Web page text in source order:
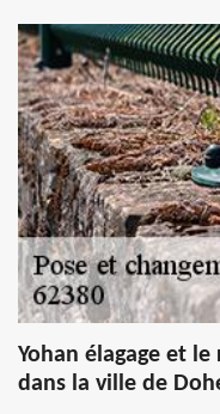
Yohan élagage et
dans la ville de